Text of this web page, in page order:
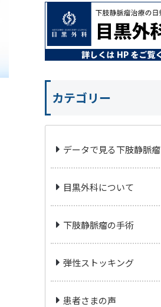
カテゴリー
データで見る下肢静脈瘤
目黒外科について
下肢静脈瘤の手術
弾性ストッキング
患者さまの声